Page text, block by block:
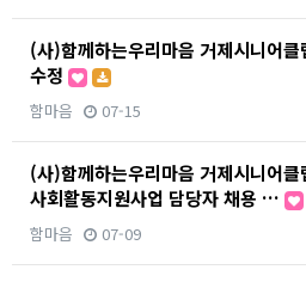
(사)함께하는우리마음 거제시니어
수정
함마음 07-15
(사)함께하는우리마음 거제시니어
사회활동지원사업 담당자 채용 …
함마음 07-09